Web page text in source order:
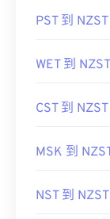
PST 到 NZST
WET 到 NZST
CST 到 NZST
MSK 到
NST 到 NZST